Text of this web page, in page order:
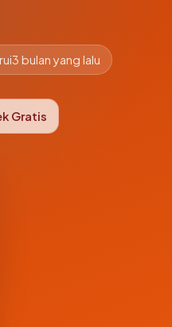
3 bulan yang lalu
Gratis